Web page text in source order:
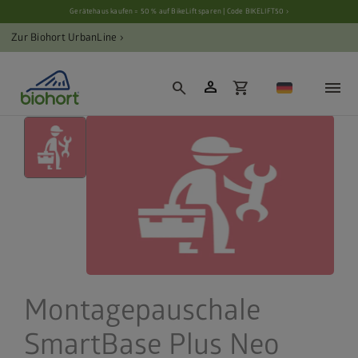
Cookie-EinstellungenGerätehaus kaufen = 50 % auf BikeLift sparen | Code BIKELIFT50 ›
Zur Biohort UrbanLine ›
search person shopping_cart
Montagepauschale
SmartBase Plus Neo